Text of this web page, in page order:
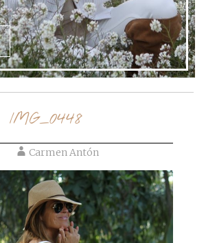
IMG_0448
Carmen Antón